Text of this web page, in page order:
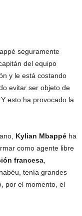
seguramente
del equipo
y le está costando
evitar ser objeto de
esto ha provocado la
Kylian Mbappé ha
como agente libre
francesa,
tenía grandes
por el momento, el